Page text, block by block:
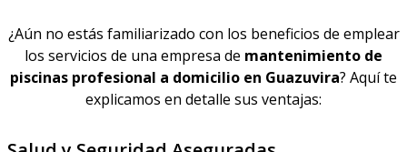
¿Aún no estás familiarizado con los beneficios de emplear
los servicios de una empresa de mantenimiento de
piscinas profesional a domicilio en Guazuvira? Aquí te
explicamos en detalle sus ventajas: